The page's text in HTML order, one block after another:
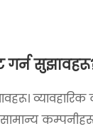
गर्न
व्यावहारिक